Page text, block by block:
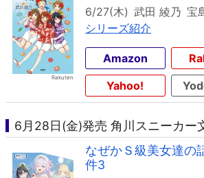
6/27(木) 武田 綾乃 宝
シリーズ紹介
Amazon
Yahoo!
6月28日(金)発売 角川スニーカー
なぜかＳ級美女達の
件3